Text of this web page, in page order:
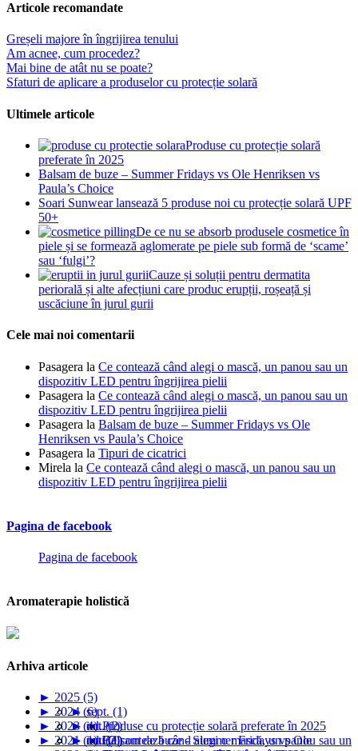
Articole recomandate
Greșeli majore în îngrijirea tenului
Am acnee, cum procedez?
Mai bine de atât nu se poate?
Sfaturi de aplicare a produselor cu protecție solară
Ultimele articole
Produse cu protecție solară
preferate în 2025
Balsam de buze – Summer Fridays vs Ole Henriksen vs
Paula’s Choice
Soari Sunwear lansează 5 produse noi cu protecție solară UPF
50+
De ce nu se absorb produsele cosmetice în
piele și se formează aglomerate pe piele sub formă de ‘scame’
sau ‘fulgi’?
Cauze și soluții pentru dermatita
periorală și alte afecțiuni care produc erupții, roșeață și
uscăciune în jurul gurii
Cele mai noi comentarii
Pasagera la Ce contează când alegi o mască, un panou sau un
dispozitiv LED pentru îngrijirea pielii
Pasagera la Ce contează când alegi o mască, un panou sau un
dispozitiv LED pentru îngrijirea pielii
Pasagera la Balsam de buze – Summer Fridays vs Ole
Henriksen vs Paula’s Choice
Pasagera la Tipuri de cicatrici
Mirela la Ce contează când alegi o mască, un panou sau un
dispozitiv LED pentru îngrijirea pielii
Pagina de facebook
Pagina de facebook
Aromaterapie holistică
Arhiva articole
► 2025 (5)
► sept. (1)
Produse cu protecție solară preferate în 2025
► iul. (1)
Balsam de buze - Summer Fridays vs Ole
► mai (1)
► 2024 (6)
► oct. (2)
Ce contează când alegi o mască, un panou sau un
► iul. (2)
► 2023 (4)
► oct. (1)
► 2021 (1)